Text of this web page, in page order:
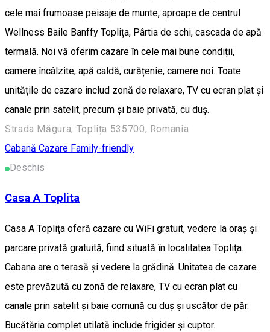
cele mai frumoase peisaje de munte, aproape de centrul
Wellness Baile Banffy Toplița, Pârtia de schi, cascada de apă
termală. Noi vă oferim cazare în cele mai bune condiții,
camere încâlzite, apă caldă, curățenie, camere noi. Toate
unitățile de cazare includ zonă de relaxare, TV cu ecran plat și
canale prin satelit, precum și baie privată, cu duș.
Strada Măgura, Toplița 535700, Romania
Cabană Cazare Family-friendly
Deschis
Casa A Toplita
Casa A Toplița oferă cazare cu WiFi gratuit, vedere la oraș și
parcare privată gratuită, fiind situată în localitatea Topliţa.
Cabana are o terasă şi vedere la grădină. Unitatea de cazare
este prevăzută cu zonă de relaxare, TV cu ecran plat cu
canale prin satelit şi baie comună cu duş şi uscător de păr.
Bucătăria complet utilată include frigider şi cuptor.